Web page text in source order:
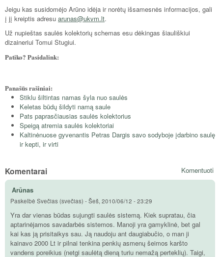
Jeigu kas susidomėjo Arūno idėja ir norėtų išsamesnės informacijos, gali
į jį kreiptis adresu arunas@ukvm.lt.
Už nupieštas saulės kolektorių schemas esu dėkingas šiauliškiui
dizaineriui Tomui Stugiui.
Patiko? Pasidalink:
Panašūs rašiniai:
Stiklu šiltintas namas šyla nuo saulės
Keletas būdų šildyti namą saule
Pats paprasčiausias saulės kolektorius
Speigą atremia saulės kolektoriai
Kaltinėnuose gyvenantis Petras Dargis savo sodyboje įdarbino saulę
ir kepti, ir virti
Komentuoti
Komentarai
Arūnas
Paskelbė Svečias (svečias) -Šeš, 2010/06/12 - 23:29
Yra dar vienas būdas sujungti saulės sistemą. Kiek supratau, čia
aptarinėjamos savadarbės sistemos. Manoji yra gamyklinė, bet gal
kai kas ją prisitaikys sau. Ją naudoju ant daugiabučio, o man ji
kainavo 2000 Lt ir pilnai tenkina penkių asmenų šeimos karšto
vandens poreikius (netgi saulėtą dieną turiu nemažą perteklių). Taigi,